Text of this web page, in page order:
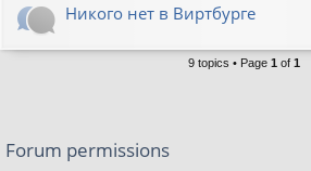
Никого нет в Виртбурге
9 topics • Page 1 of 1
Forum permissions